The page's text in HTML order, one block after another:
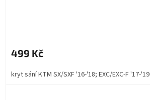
499 Kč
kryt sání KTM SX/SXF '16-'18; EXC/EXC-F '17-'19